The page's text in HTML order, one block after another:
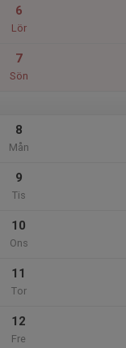
6
Lör
7
Sön
8
Mån
9
Tis
10
Ons
11
Tor
12
Fre